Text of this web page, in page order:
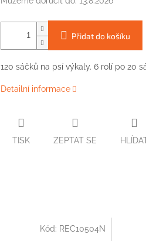
Přidat do košíku
120 sáčků na psí výkaly. 6 rolí po 20
Detailní informace
TISK ZEPTAT SE
Kód: REC10504N